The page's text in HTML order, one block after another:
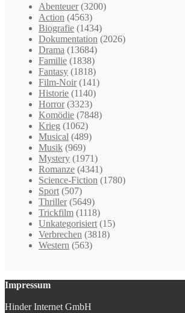
Abenteuer (3200)
Action (4563)
Biografie (1434)
Dokumentation (2026)
Drama (13684)
Familie (1838)
Fantasy (1818)
Film-Noir (141)
Historie (1140)
Horror (3323)
Komödie (7848)
Krieg (1062)
Musical (489)
Musik (969)
Mystery (1971)
Romanze (4341)
Science-Fiction (1780)
Sport (507)
Thriller (5649)
Trickfilm (1118)
Unkategorisiert (15)
Verbrechen (3818)
Western (563)
Impressum
Hinder Internet GmbH